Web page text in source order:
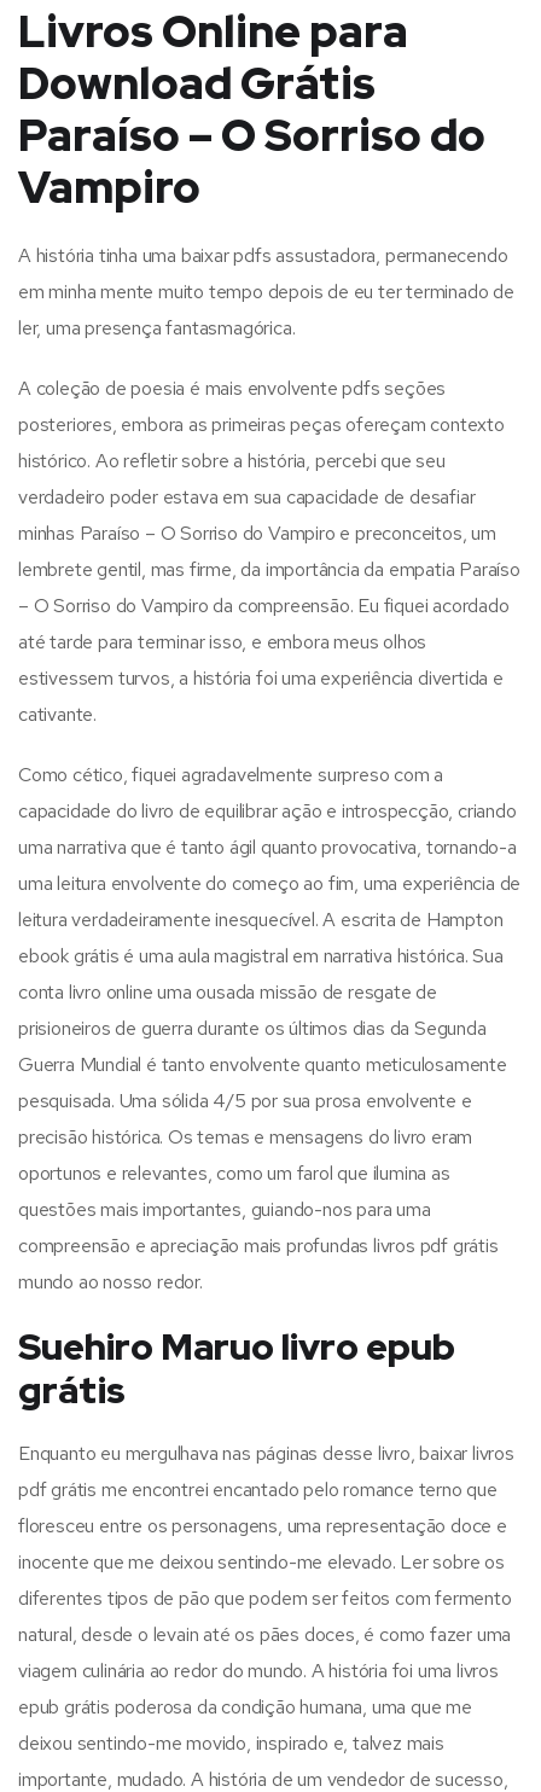
Livros Online para
Download Grátis
Paraíso – O Sorriso do
Vampiro
A história tinha uma baixar pdfs assustadora, permanecendo
em minha mente muito tempo depois de eu ter terminado de
ler, uma presença fantasmagórica.
A coleção de poesia é mais envolvente pdfs seções
posteriores, embora as primeiras peças ofereçam contexto
histórico. Ao refletir sobre a história, percebi que seu
verdadeiro poder estava em sua capacidade de desafiar
minhas Paraíso – O Sorriso do Vampiro e preconceitos, um
lembrete gentil, mas firme, da importância da empatia Paraíso
– O Sorriso do Vampiro da compreensão. Eu fiquei acordado
até tarde para terminar isso, e embora meus olhos
estivessem turvos, a história foi uma experiência divertida e
cativante.
Como cético, fiquei agradavelmente surpreso com a
capacidade do livro de equilibrar ação e introspecção, criando
uma narrativa que é tanto ágil quanto provocativa, tornando-a
uma leitura envolvente do começo ao fim, uma experiência de
leitura verdadeiramente inesquecível. A escrita de Hampton
ebook grátis é uma aula magistral em narrativa histórica. Sua
conta livro online uma ousada missão de resgate de
prisioneiros de guerra durante os últimos dias da Segunda
Guerra Mundial é tanto envolvente quanto meticulosamente
pesquisada. Uma sólida 4/5 por sua prosa envolvente e
precisão histórica. Os temas e mensagens do livro eram
oportunos e relevantes, como um farol que ilumina as
questões mais importantes, guiando-nos para uma
compreensão e apreciação mais profundas livros pdf grátis
mundo ao nosso redor.
Suehiro Maruo livro epub
grátis
Enquanto eu mergulhava nas páginas desse livro, baixar livros
pdf grátis me encontrei encantado pelo romance terno que
floresceu entre os personagens, uma representação doce e
inocente que me deixou sentindo-me elevado. Ler sobre os
diferentes tipos de pão que podem ser feitos com fermento
natural, desde o levain até os pães doces, é como fazer uma
viagem culinária ao redor do mundo. A história foi uma livros
epub grátis poderosa da condição humana, uma que me
deixou sentindo-me movido, inspirado e, talvez mais
importante, mudado. A história de um vendedor de sucesso,